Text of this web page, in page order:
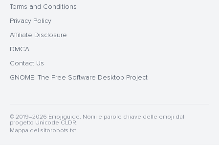
Terms and Conditions
Privacy Policy
Affiliate Disclosure
DMCA
Contact Us
GNOME: The Free Software Desktop Project
© 2019–2026 Emojiguide. Nomi e parole chiave delle emoji dal
progetto Unicode CLDR.
Mappa del sitorobots.txt